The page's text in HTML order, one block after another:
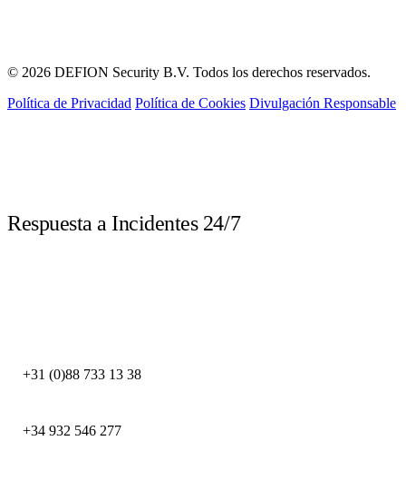
© 2026 DEFION Security B.V. Todos los derechos reservados.
Política de Privacidad Política de Cookies Divulgación Responsable
Respuesta a Incidentes 24/7
+31 (0)88 733 13 38
+34 932 546 277